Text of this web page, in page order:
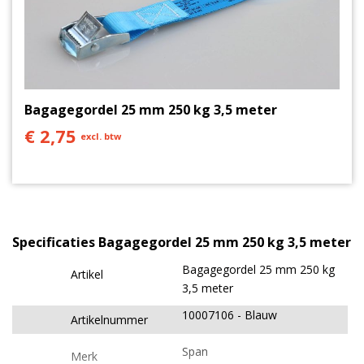
Bagagegordel 25 mm 250 kg 3,5 meter
€ 2,75 excl. btw
Specificaties Bagagegordel 25 mm 250 kg 3,5 meter
Artikel
Bagagegordel 25 mm 250 kg
3,5 meter
Artikelnummer 10007106 Blauw
Merk Span